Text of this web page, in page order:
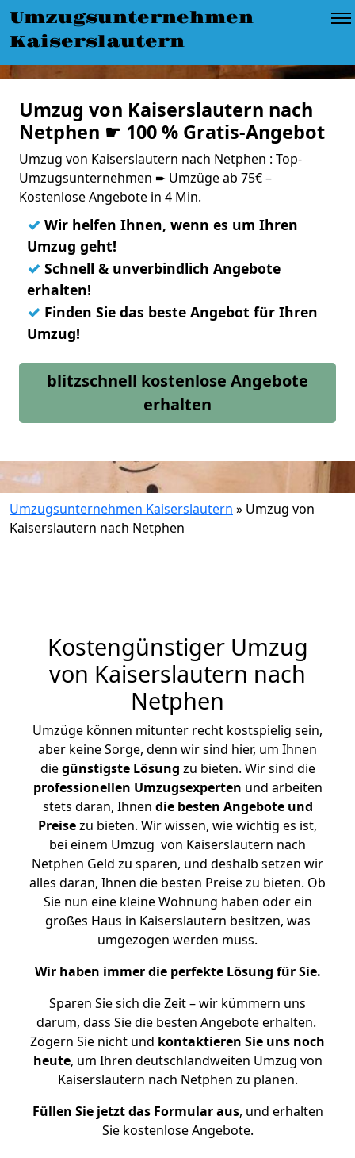
Umzugsunternehmen
Kaiserslautern
Umzug von Kaiserslautern nach
Netphen ☛ 100 % Gratis-Angebot
Umzug von Kaiserslautern nach Netphen : Top-
Umzugsunternehmen ➨ Umzüge ab 75€ –
Kostenlose Angebote in 4 Min.
✓ Wir helfen Ihnen, wenn es um Ihren
Umzug geht!
✓ Schnell & unverbindlich Angebote
erhalten!
✓ Finden Sie das beste Angebot für Ihren
Umzug!
blitzschnell kostenlose Angebote
erhalten
Umzugsunternehmen Kaiserslautern » Umzug von
Kaiserslautern nach Netphen
Kostengünstiger Umzug
von Kaiserslautern nach
Netphen
Umzüge können mitunter recht kostspielig sein,
aber keine Sorge, denn wir sind hier, um Ihnen
diegünstigste Lösung zu bieten. Wir sind die
professionellen Umzugsexperten und arbeiten
stets daran, Ihnen die besten Angebote und
Preisezu bieten. Wir wissen, wie wichtig es ist,
bei einem Umzug von Kaiserslautern nach
Netphen Geld zu sparen, und deshalb setzen wir
alles daran, Ihnen die besten Preise zu bieten. Ob
Sie nun eine kleine Wohnung haben oder ein
großes Haus in Kaiserslautern besitzen, was
umgezogen werden muss.
Wir haben immer die perfekte Lösung für Sie.
Sparen Sie sich die Zeit – wir kümmern uns
darum, dass Sie die besten Angebote erhalten.
Zögern Sie nicht und kontaktieren Sie uns noch
heute, um Ihren deutschlandweiten Umzug von
Kaiserslautern nach Netphen zu planen.
Füllen Sie jetzt das Formular aus, und erhalten
Sie kostenlose Angebote.